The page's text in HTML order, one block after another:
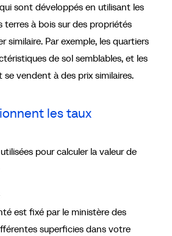
sont développés en utilisant les
terres à bois sur des propriétés
similaire. Par exemple, les quartiers
de sol semblables, et les
se vendent à des prix similaires.
les taux
pour calculer la valeur de
est fixé par le ministère des
superficies dans votre